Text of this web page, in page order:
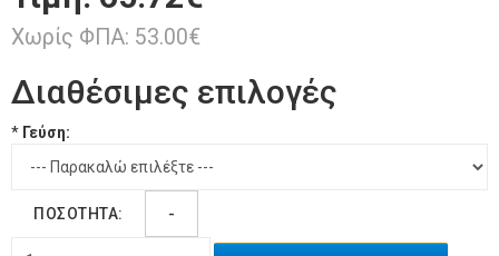
Χωρίς ΦΠΑ: 53.00€
Διαθέσιμες επιλογές
* Γεύση:
ΠΟΣΌΤΗΤΑ: -